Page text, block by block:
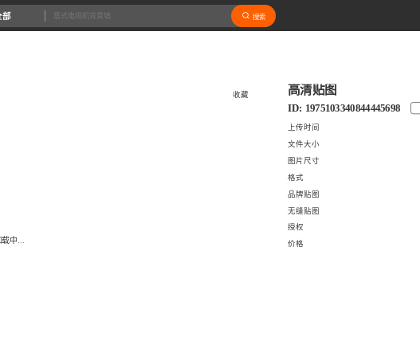
部 搜索
载中...
收藏 高清贴图
ID: 1975103340844445698
上传时间
文件大小
图片尺寸
格式
品牌贴图
无缝贴图
授权
价格